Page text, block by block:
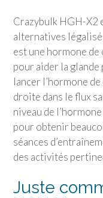
Crazybulk HGH-X2
alternatives
est une hormone
pour aider la
lancer l’hormone
droite dans le flux
niveau de
pour obtenir
séances
des activités
Juste